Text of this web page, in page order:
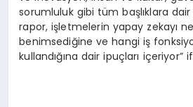
sorumluluk gibi tüm başlıklara dair
rapor, işletmelerin yapay zekayı
benimsediğine ve hangi iş
kullandığına dair ipuçları içeriyor”